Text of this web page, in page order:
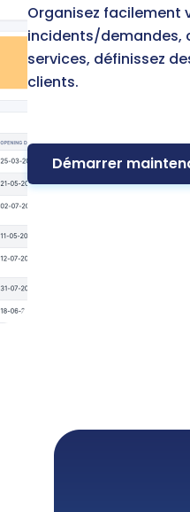
Organisez facilement
incidents/demandes,
services, définissez
clients.
Démarrer